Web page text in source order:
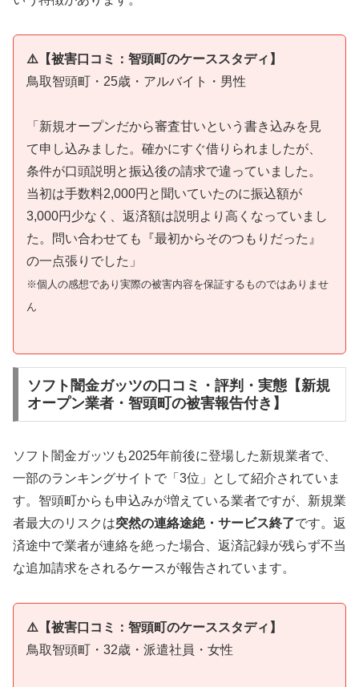
⚠️【被害口コミ：智頭町のケーススタディ】
鳥取智頭町・25歳・アルバイト・男性
「新規オープンだから審査甘いという書き込みを見
て申し込みました。確かにすぐ借りられましたが、
条件が口頭説明と振込後の請求で違っていました。
当初は手数料2,000円と聞いていたのに振込額が
3,000円少なく、返済額は説明より高くなっていまし
た。問い合わせても『最初からそのつもりだった』
の一点張りでした」
※個人の感想であり実際の被害内容を保証するものではありませ
ん
ソフト闇金ガッツの口コミ・評判・実態【新規
オープン業者・智頭町の被害報告付き】
ソフト闇金ガッツも2025年前後に登場した新規業者で、
一部のランキングサイトで「3位」として紹介されていま
す。智頭町からも申込みが増えている業者ですが、新規業
者最大のリスクは突然の連絡途絶・サービス終了です。返
済途中で業者が連絡を絶った場合、返済記録が残らず不当
な追加請求をされるケースが報告されています。
⚠️【被害口コミ：智頭町のケーススタディ】
鳥取智頭町・32歳・派遣社員・女性